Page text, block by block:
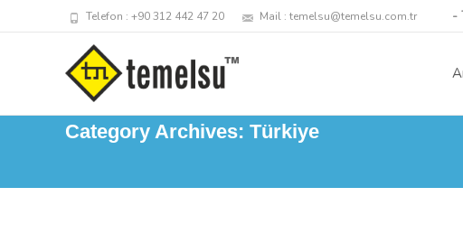
Telefon : +90 312 442 47 20 Mail : temelsu@temelsu.com.tr -
Category Archives: Türkiye